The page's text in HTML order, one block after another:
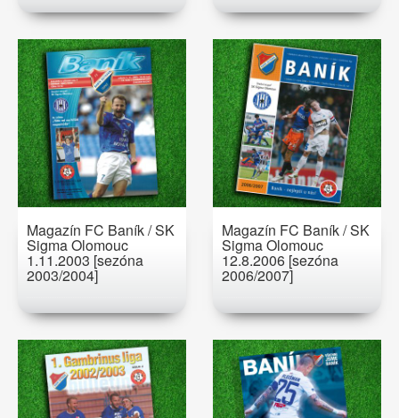
Magazín FC Baník / SK
Sigma Olomouc
1.11.2003 [sezóna
2003/2004]
Magazín FC Baník / SK
Sigma Olomouc
12.8.2006 [sezóna
2006/2007]